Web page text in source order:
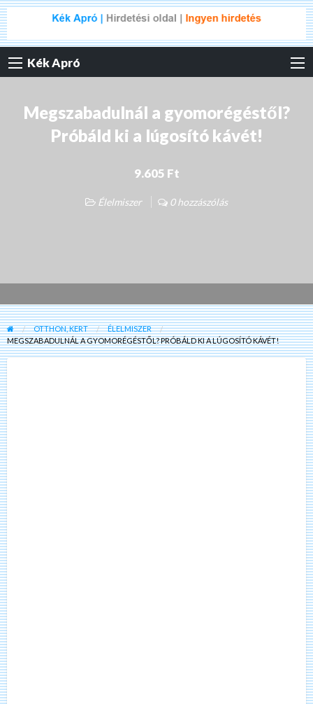
Kék Apró
Megszabadulnál a gyomorégéstől?
Próbáld ki a lúgosító kávét!
9.605 Ft
Élelmiszer 0 hozzászólás
OTTHON, KERT
ÉLELMISZER
MEGSZABADULNÁL A GYOMORÉGÉSTŐL? PRÓBÁLD KI A LÚGOSÍTÓ KÁVÉT!